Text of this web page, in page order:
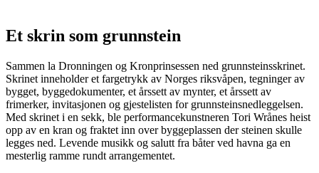
Et skrin som grunnstein
Sammen la Dronningen og Kronprinsessen ned grunnsteinsskrinet.
Skrinet inneholder et fargetrykk av Norges riksvåpen, tegninger av
bygget, byggedokumenter, et årssett av mynter, et årssett av
frimerker, invitasjonen og gjestelisten for grunnsteinsnedleggelsen.
Med skrinet i en sekk, ble performancekunstneren Tori Wrånes heist
opp av en kran og fraktet inn over byggeplassen der steinen skulle
legges ned. Levende musikk og salutt fra båter ved havna ga en
mesterlig ramme rundt arrangementet.